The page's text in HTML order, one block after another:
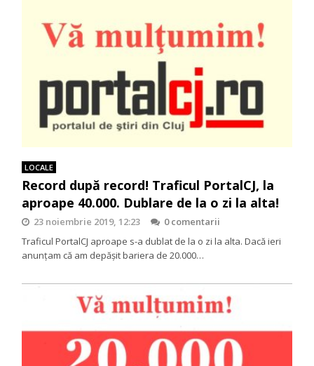
LOCALE
Record după record! Traficul PortalCJ, la
aproape 40.000. Dublare de la o zi la alta!
23 noiembrie 2019, 12:23
0 comentarii
Traficul PortalCJ aproape s-a dublat de la o zi la alta. Dacă ieri
anunţam că am depăşit bariera de 20.000…